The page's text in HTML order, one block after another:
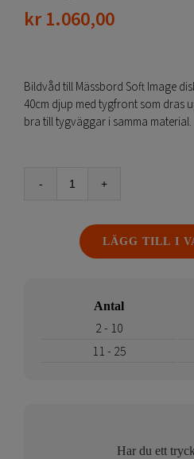
kr1.060,00
Bildvåd till Mässbord Soft Image
40cm djup med tygfront som dras
bra till tygväggar i samma material.
Bildvåd
Mässbord
Soft
mängd
LÄGG TILL I
Antal
2 - 10
11 - 25
Har du ett